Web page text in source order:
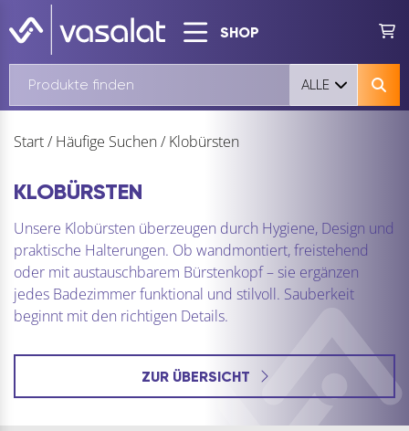
SHOP
ALLE
Start/ Häufige Suchen/ Klobürsten
KLOBÜRSTEN
Unsere Klobürsten überzeugen durch Hygiene, Design und
praktische Halterungen. Ob wandmontiert, freistehend
oder mit austauschbarem Bürstenkopf – sie ergänzen
jedes Badezimmer funktional und stilvoll. Sauberkeit
beginnt mit den richtigen Details.
ZUR ÜBERSICHT